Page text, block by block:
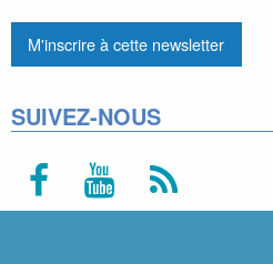
SUIVEZ-NOUS